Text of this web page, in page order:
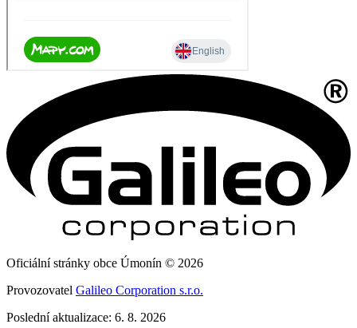
Oficiální stránky obce Úmonín © 2026
Provozovatel Galileo Corporation s.r.o.
Poslední aktualizace: 6. 8. 2026